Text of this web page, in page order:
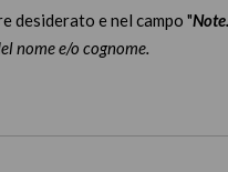
desiderato e nel campo "
nome e/o cognome.